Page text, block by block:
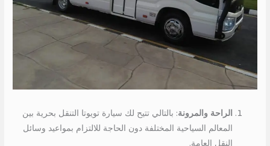
الراحة والمرونة: بالتالي تتيح لك سيارة تويوتا التنقل بحرية بين
المعالم السياحية المختلفة دون الحاجة للالتزام بمواعيد وسائل
النقل العامة.